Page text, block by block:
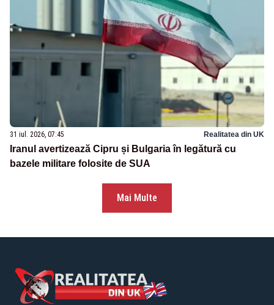
31 iul. 2026, 07:45 Realitatea din UK
Iranul avertizează Cipru și Bulgaria în legătură cu
bazele militare folosite de SUA
Mai Multe